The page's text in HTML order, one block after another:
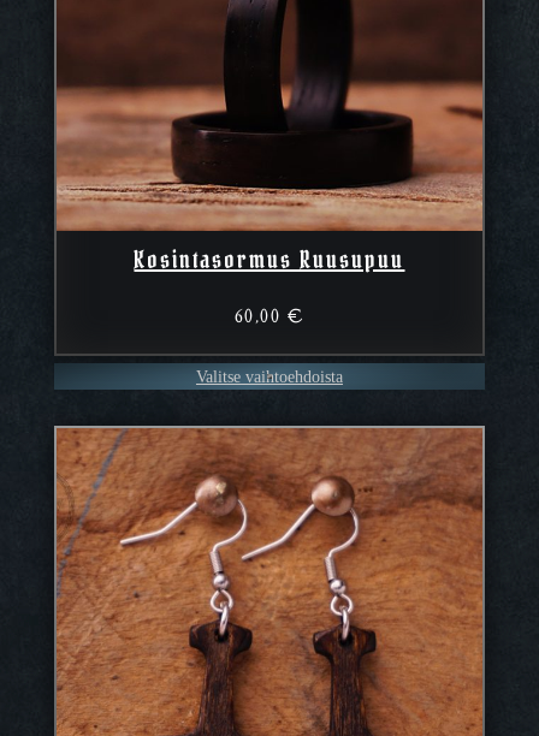
Kosintasormus Ruusupuu
60,00 €
Valitse vaihtoehdoista